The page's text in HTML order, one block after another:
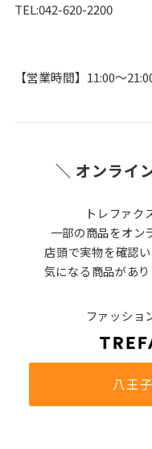
TEL:042-620-2200
【営業時間】11:00～
＼ オンライ
トレファク
一部の商品をオン
店頭で実物を確認
気になる商品があ
ファッショ
八王